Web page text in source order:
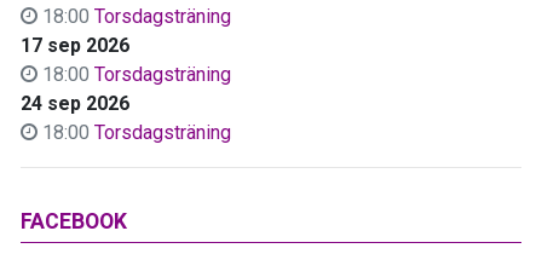
18:00 Torsdagsträning
17 sep 2026
18:00 Torsdagsträning
24 sep 2026
18:00 Torsdagsträning
FACEBOOK